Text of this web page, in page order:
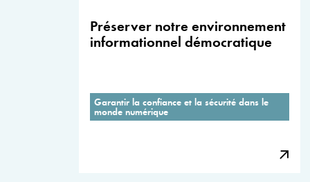
Préserver notre environnement
informationnel démocratique
Garantir la confiance et la sécurité dans le
monde numérique